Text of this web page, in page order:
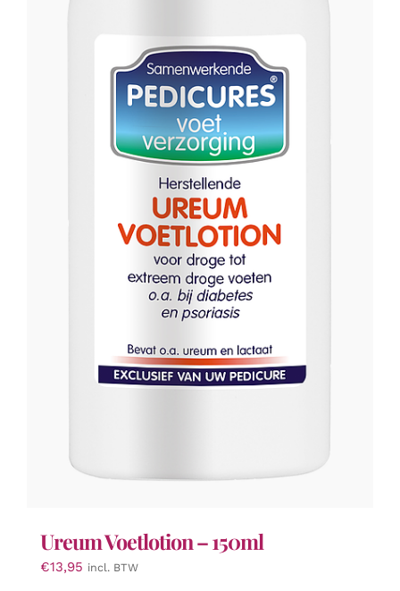
Ureum Voetlotion – 150ml
€13,95 incl. BTW